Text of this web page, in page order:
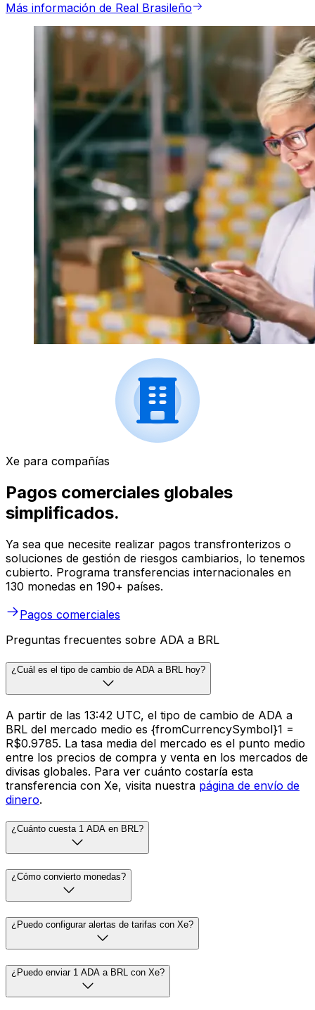
Más información de Real Brasileño
Xe para compañías
Pagos comerciales globales
simplificados.
Ya sea que necesite realizar pagos transfronterizos o
soluciones de gestión de riesgos cambiarios, lo tenemos
cubierto. Programa transferencias internacionales en
130 monedas en 190+ países.
Pagos comerciales
Preguntas frecuentes sobre ADA a BRL
¿Cuál es el tipo de cambio de ADA a BRL hoy?
A partir de las 13:42 UTC, el tipo de cambio de ADA a
BRL del mercado medio es {fromCurrencySymbol}1 =
R$0.9785. La tasa media del mercado es el punto medio
entre los precios de compra y venta en los mercados de
divisas globales. Para ver cuánto costaría esta
transferencia con Xe, visita nuestra página de envío de
dinero.
¿Cuánto cuesta 1 ADA en BRL?
¿Cómo convierto monedas?
¿Puedo configurar alertas de tarifas con Xe?
¿Puedo enviar 1 ADA a BRL con Xe?